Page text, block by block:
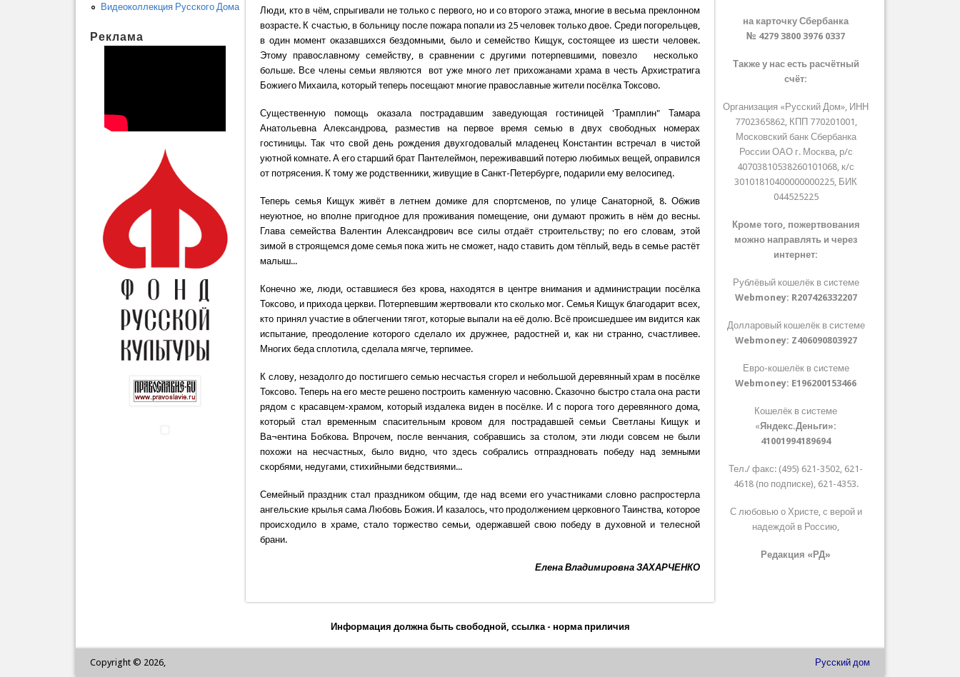
Люди, кто в чём, спрыгивали не только с первого, но и со второго этажа, многие в весьма преклонном
возрасте. К счастью, в больницу после пожара попали из 25 человек только двое. Среди погорельцев,
в один момент оказавшихся бездомными, было и семейство Кищук, состоящее из шести человек.
Этому православному семейству, в сравнении с другими потерпевшими, повезло несколько
больше. Все члены семьи являются вот уже много лет прихожанами храма в честь Архистратига
Божиего Михаила, который теперь посещают многие православные жители посёлка Токсово.
Существенную помощь оказала пострадавшим заведующая гостиницей 'Трамплин" Тамара
Анатольевна Александрова, разместив на первое время семью в двух свободных номерах
гостиницы. Так что свой день рождения двухгодовалый младенец Константин встречал в чистой
уютной комнате. А его старший брат Пантелеймон, переживавший потерю любимых вещей, оправился
от потрясения. К тому же родственники, живущие в Санкт-Петербурге, подарили ему велосипед.
Теперь семья Кищук живёт в летнем домике для спортсменов, по улице Санаторной, 8. Обжив
неуютное, но вполне пригодное для проживания помещение, они думают прожить в нём до весны.
Глава семейства Валентин Александрович все силы отдаёт строительству; по его словам, этой
зимой в строящемся доме семья пока жить не сможет, надо ставить дом тёплый, ведь в семье растёт
малыш...
Конечно же, люди, оставшиеся без крова, находятся в центре внимания и администрации посёлка
Токсово, и прихода церкви. Потерпевшим жертвовали кто сколько мог. Семья Кищук благодарит всех,
кто принял участие в облегчении тягот, которые выпали на её долю. Всё происшедшее им видится как
испытание, преодоление которого сделало их дружнее, радостней и, как ни странно, счастливее.
Многих беда сплотила, сделала мягче, терпимее.
К слову, незадолго до постигшего семью несчастья сгорел и небольшой деревянный храм в посёлке
Токсово. Теперь на его месте решено построить каменную часовню. Сказочно быстро стала она расти
рядом с красавцем-храмом, который издалека виден в посёлке. И с порога того деревянного дома,
который стал временным спасительным кровом для пострадавшей семьи Светланы Кищук и
Ва¬ентина Бобкова. Впрочем, после венчания, собравшись за столом, эти люди совсем не были
похожи на несчастных, было видно, что здесь собрались отпраздновать победу над земными
скорбями, недугами, стихийными бедствиями...
Семейный праздник стал праздником общим, где над всеми его участниками словно распростерла
ангельские крылья сама Любовь Божия. И казалось, что продолжением церковного Таинства, которое
происходило в храме, стало торжество семьи, одержавшей свою победу в духовной и телесной
брани.
Елена Владимировна ЗАХАРЧЕНКО
Видеоколлекция Русского Дома
Реклама
на карточку Сбербанка
№ 4279 3800 3976 0337
Также у нас есть расчётный
счёт:
Организация «Русский Дом», ИНН
7702365862, КПП 770201001,
Московский банк Сбербанка
России ОАО г. Москва, р/с
40703810538260101068, к/с
30101810400000000225, БИК
044525225
Кроме того, пожертвования
можно направлять и через
интернет:
Рублёвый кошелёк в системе
Webmoney: R207426332207
Долларовый кошелёк в системе
Webmoney: Z406090803927
Евро-кошелёк в системе
Webmoney: E196200153466
Кошелёк в системе
«Яндекс.Деньги»:
41001994189694
Тел./ факс: (495) 621-3502, 621-
4618 (по подписке), 621-4353.
С любовью о Христе, с верой и
надеждой в Россию,
Редакция «РД»
Информация должна быть свободной, ссылка - норма приличия
Copyright © 2026, Русский дом